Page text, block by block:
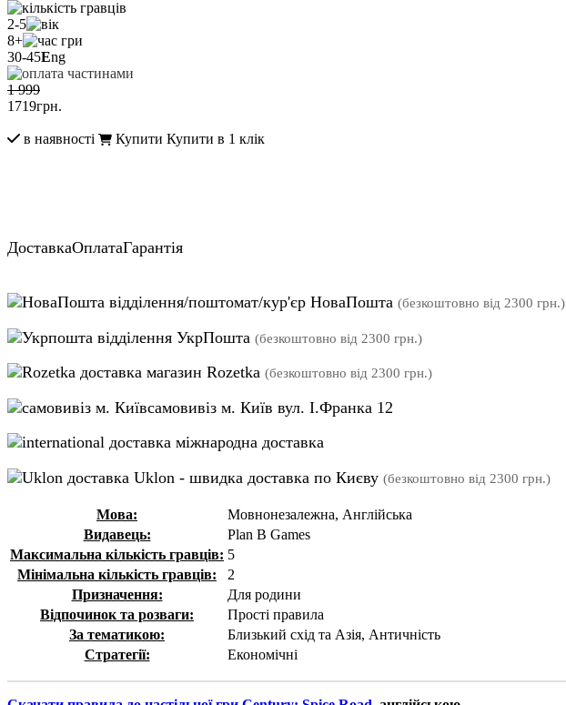
2-5
8+
30-45Eng
1 999
1719грн.
в наявності Купити Купити в 1 клік
ДоставкаОплатаГарантія
відділення/поштомат/кур'єр НоваПошта (безкоштовно від 2300 грн.)
відділення УкрПошта (безкоштовно від 2300 грн.)
магазин Rozetka (безкоштовно від 2300 грн.)
самовивіз м. Київ вул. І.Франка 12
міжнародна доставка
Uklon - швидка доставка по Києву (безкоштовно від 2300 грн.)
Мова:
Мовнонезалежна, Англійська
Видавець:
Plan B Games
Максимальна кількість гравців: 5
Мінімальна кількість гравців:
2
Призначення:
Для родини
Відпочинок та розваги:
Прості правила
За тематикою:
Близький схід та Азія, Античність
Стратегії:
Економічні